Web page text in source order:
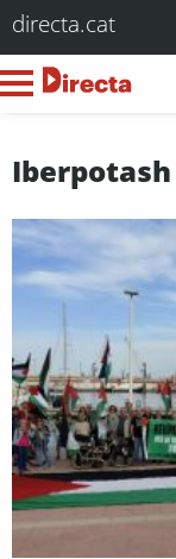
directa.cat
Iberpotash